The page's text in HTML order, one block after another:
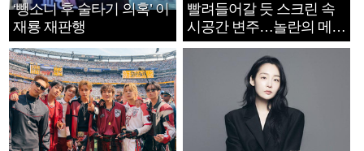
‘뺑소니 후 술타기 의혹’ 이
재룡 재판행
빨려들어갈 듯 스크린 속
시공간 변주…놀란의 메시
지는 ‘전쟁 속죄’